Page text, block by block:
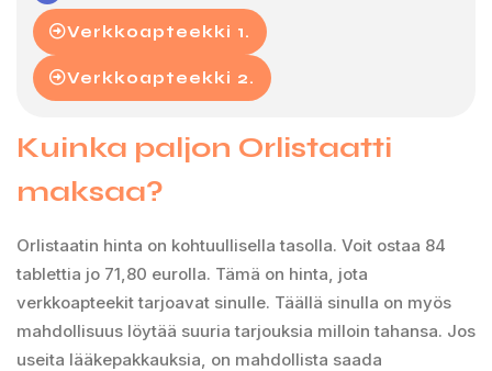
Verkkoapteekki 1.
Verkkoapteekki 2.
Kuinka paljon Orlistaatti
maksaa?
Orlistaatin hinta on kohtuullisella tasolla. Voit ostaa 84
tablettia jo 71,80 eurolla. Tämä on hinta, jota
verkkoapteekit tarjoavat sinulle. Täällä sinulla on myös
mahdollisuus löytää suuria tarjouksia milloin tahansa. Jos
useita lääkepakkauksia, on mahdollista saada